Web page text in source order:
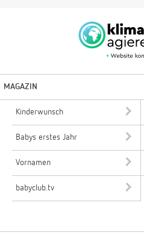
MAGAZIN
Kinderwunsch
Babys erstes Jahr
Vornamen
babyclub.tv